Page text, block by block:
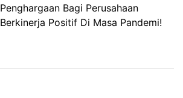
Penghargaan Bagi Perusahaan
Berkinerja Positif Di Masa Pandemi!